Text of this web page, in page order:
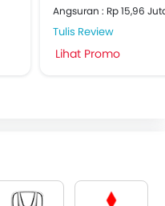
Angsuran : Rp 15,96
Tulis Review
Lihat Promo